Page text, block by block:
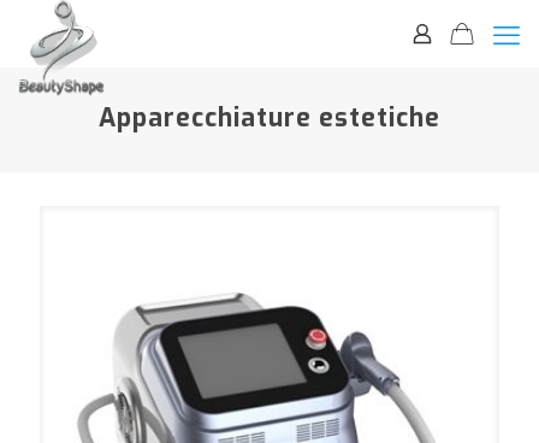
Apparecchiature estetiche